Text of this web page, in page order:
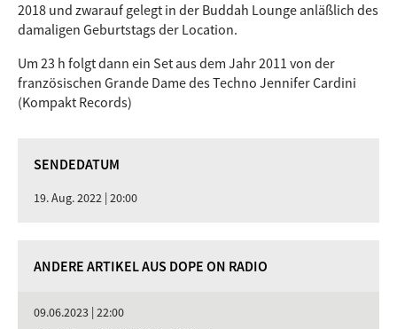
2018 und zwarauf gelegt in der Buddah Lounge anläßlich des
damaligen Geburtstags der Location.
Um 23 h folgt dann ein Set aus dem Jahr 2011 von der
französischen Grande Dame des Techno Jennifer Cardini
(Kompakt Records)
SENDEDATUM
19. Aug. 2022 | 20:00
ANDERE ARTIKEL AUS DOPE ON RADIO
09.06.2023 | 22:00